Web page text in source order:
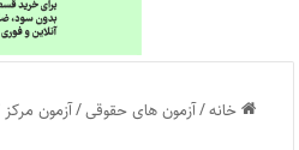
خانه/آزمون های حقوقی/آزمون